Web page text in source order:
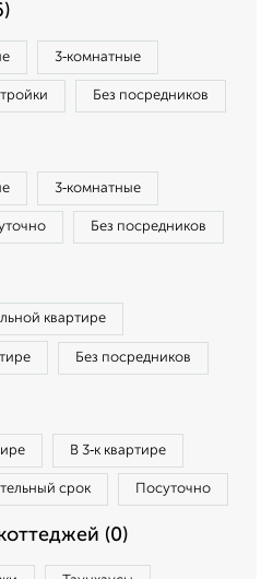
3‑комнатные
Без посредников
3‑комнатные
Без посредников
квартире
Без посредников
В 3‑к квартире
срок Посуточно
(0)